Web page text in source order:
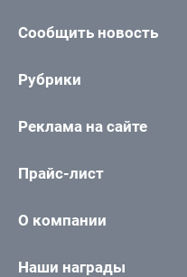
Сообщить новость
Рубрики
Реклама на сайте
Прайс-лист
О компании
Наши награды